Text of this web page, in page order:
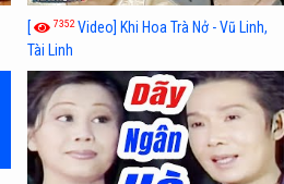
[ 7352 Video] Khi Hoa Trà Nở - Vũ Linh,
Tài Linh